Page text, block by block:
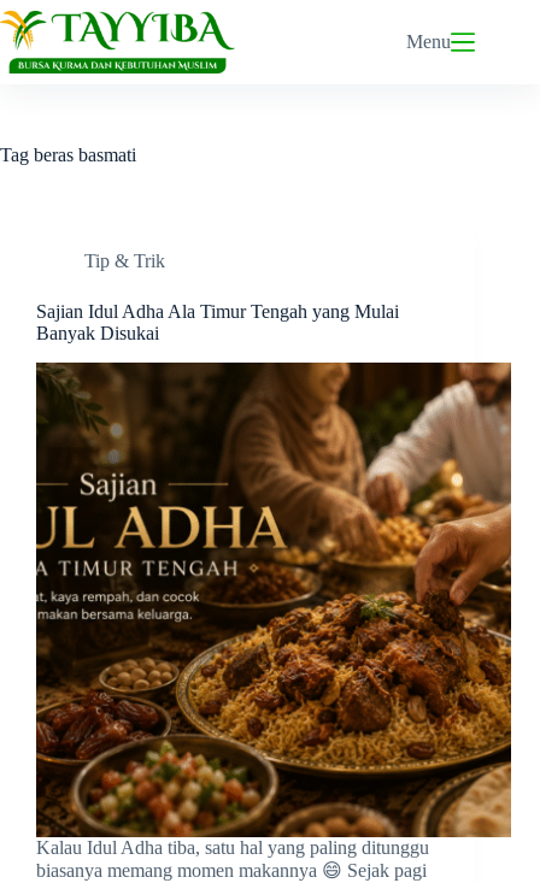
Skip
to
content
Menu
Tag beras basmati
Tip & Trik
Sajian Idul Adha Ala Timur Tengah yang Mulai
Banyak Disukai
Kalau Idul Adha tiba, satu hal yang paling ditunggu
biasanya memang momen makannya 😄 Sejak pagi